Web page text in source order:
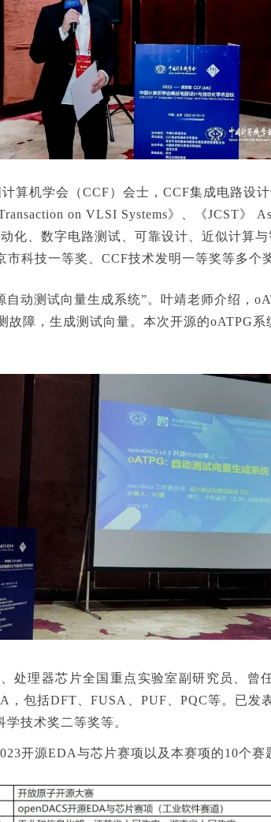
算机学会（CCF）会士，CCF集成电路设
on VLSI Systems》、《JCST》
化、数字电路测试、可靠设计、近似计算
科技一等奖、CCF技术发明一等奖等多个
动测试向量生成系统”。叶靖老师介绍，
故障，生成测试向量。本次开源的oATPG
理器芯片全国重点实验室副研究员、曾
包括DFT、FUSA、PUF、PQC等。已发
技术奖二等奖等。
源EDA与芯片赛项以及本赛项的10个赛